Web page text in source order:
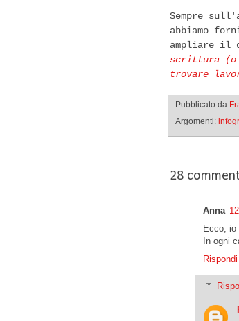
Sempre
abbiamo
ampliare il
scrittura (o
trovare
Pubblicato da
Argomenti:
28
Anna
Ecco, io
In ogni
Rispondi